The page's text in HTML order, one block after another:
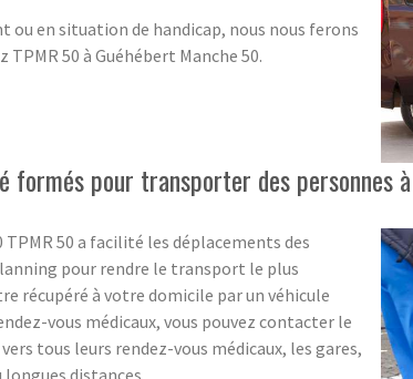
en situation de handicap, nous nous ferons
50 à Guéhébert Manche 50.
pour transporter des personnes
50 a facilité les déplacements des
pour rendre le transport le plus
récupéré à votre domicile par un véhicule
vous médicaux, vous pouvez contacter le
tous leurs rendez-vous médicaux, les gares,